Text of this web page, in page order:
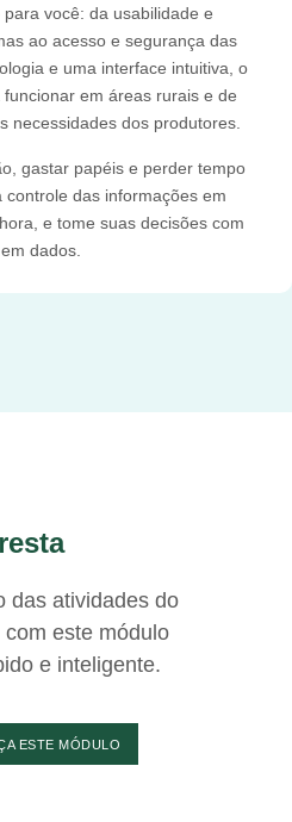
você: da usabilidade e
ao acesso e segurança das
e uma interface intuitiva, o
em áreas rurais e de
necessidades dos produtores.
gastar papéis e perder tempo
controle das informações em
e tome suas decisões com
dados.
das atividades do
este módulo
e inteligente.
ESTE MÓDULO